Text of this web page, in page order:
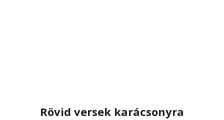
Rövid versek karácsonyra